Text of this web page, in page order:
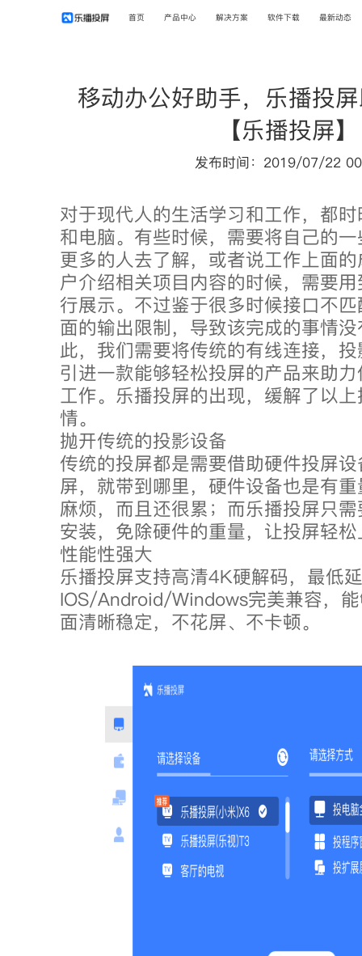
首页 产品中心 解决方案 软件下载 最新动态
移动办公好助手，乐播投
【乐播投屏】
发布时间：2019/07/22
对于现代人的生活学习和工作，都
和电脑。有些时候，需要将自己的
更多的人去了解，或者说工作上面
户介绍相关项目内容的时候，需要
行展示。不过鉴于很多时候接口不
面的输出限制，导致该完成的事情
此，我们需要将传统的有线连接，
引进一款能够轻松投屏的产品来助
工作。乐播投屏的出现，缓解了以
情。
抛开传统的投影设备
传统的投屏都是需要借助硬件投屏
屏，就带到哪里，硬件设备也是有
麻烦，而且还很累；而乐播投屏只
安装，免除硬件的重量，让投屏轻
性能性强大
乐播投屏支持高清4K硬解码，最低
IOS/Android/Windows完美兼容，
面清晰稳定，不花屏、不卡顿。